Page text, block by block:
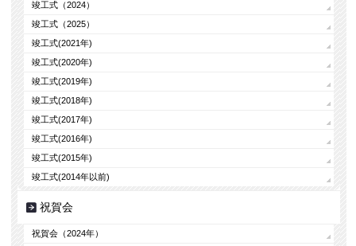
竣工式（2024）
竣工式（2025）
竣工式(2021年)
竣工式(2020年)
竣工式(2019年)
竣工式(2018年)
竣工式(2017年)
竣工式(2016年)
竣工式(2015年)
竣工式(2014年以前)
祝賀会
祝賀会（2024年）